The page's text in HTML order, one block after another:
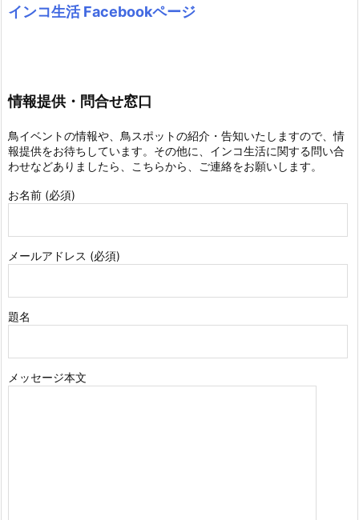
インコ生活 Facebookページ
情報提供・問合せ窓口
鳥イベントの情報や、鳥スポットの紹介・告知いたしますので、情
報提供をお待ちしています。その他に、インコ生活に関する問い合
わせなどありましたら、こちらから、ご連絡をお願いします。
お名前 (必須)
メールアドレス (必須)
題名
メッセージ本文